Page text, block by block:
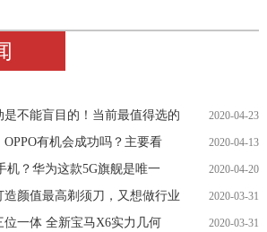
不能盲目的！当前最值得选的 2020-04-23
有机会成功吗？主要看 2020-04-13
机？华为这款5G旗舰是唯一 2020-04-20
颜值最高剃须刀，又想做行业 2020-03-31
一体 全新宝马X6实力几何 2020-03-31